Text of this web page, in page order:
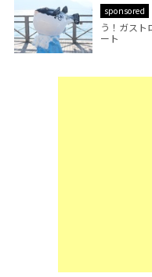
sponsored
う！ガスト
ート